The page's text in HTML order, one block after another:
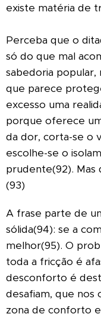
existe matéria de
Perceba que o
só do que mal
sabedoria popular,
que parece
excesso uma
porque oferece
da dor, corta-se o
escolhe-se o
prudente(92). Mas
(93)
A frase parte de
sólida(94): se a
melhor(95). O
toda a fricção é
desconforto é
desafiam, que nos
zona de conforto e